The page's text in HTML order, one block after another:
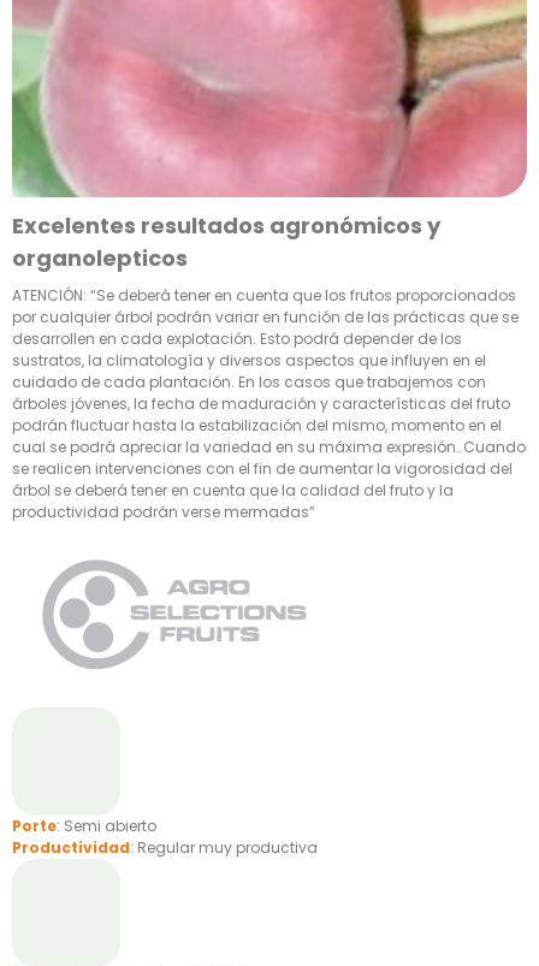
Excelentes resultados agronómicos y
organolepticos
ATENCIÓN: “Se deberá tener en cuenta que los frutos proporcionados
por cualquier árbol podrán variar en función de las prácticas que se
desarrollen en cada explotación. Esto podrá depender de los
sustratos, la climatología y diversos aspectos que influyen en el
cuidado de cada plantación. En los casos que trabajemos con
árboles jóvenes, la fecha de maduración y características del fruto
podrán fluctuar hasta la estabilización del mismo, momento en el
cual se podrá apreciar la variedad en su máxima expresión. Cuando
se realicen intervenciones con el fin de aumentar la vigorosidad del
árbol se deberá tener en cuenta que la calidad del fruto y la
productividad podrán verse mermadas”
Porte: Semi abierto
Productividad: Regular muy productiva